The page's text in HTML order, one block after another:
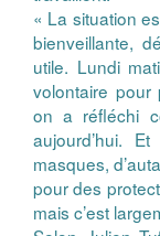
« La situation
bienveillante,
utile. Lundi
volontaire pour
on a réfléchi
aujourd’hui.
masques,
pour des
mais c’est